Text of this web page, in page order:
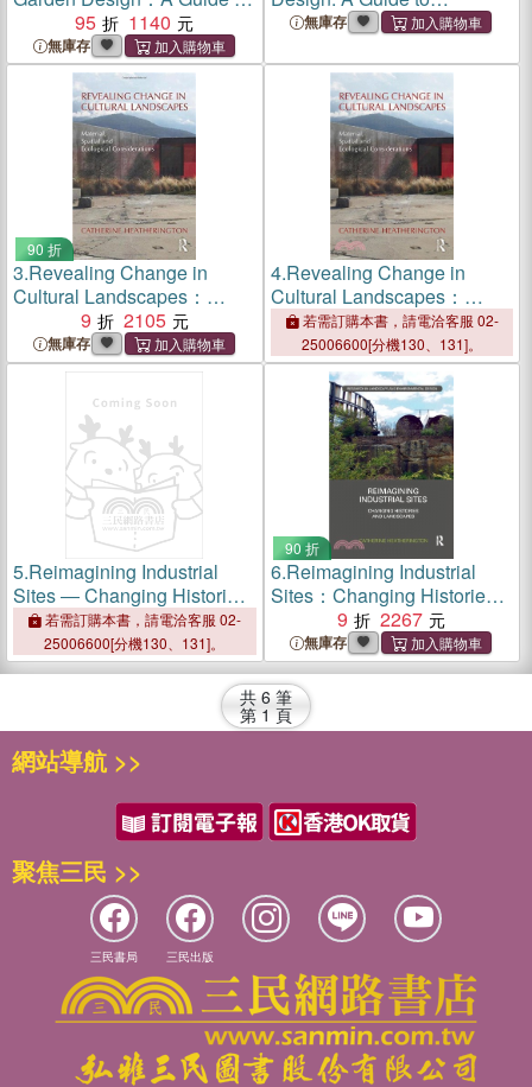
Creating Year-Round Colour
and Structure
95 1140
無庫存
Designing Places for People
無庫存
90 折
3.Revealing Change in
Cultural Landscapes：
Material, Spatial and
Ecological Considerations
9 2105
無庫存
4.Revealing Change in
Cultural Landscapes：
Material, Spatial and
Ecological Considerations
若需訂購本書，請電洽客服 02-
25006600[分機130、131]。
5.Reimagining Industrial
Sites ― Changing Histories
and Landscapes
若需訂購本書，請電洽客服 02-
25006600[分機130、131]。
90 折
6.Reimagining Industrial
Sites：Changing Histories
and Landscapes
9 2267
無庫存
共 6 筆
第 1 頁
網站導航 >>
聚焦三民 >>
三民書局 三民出版